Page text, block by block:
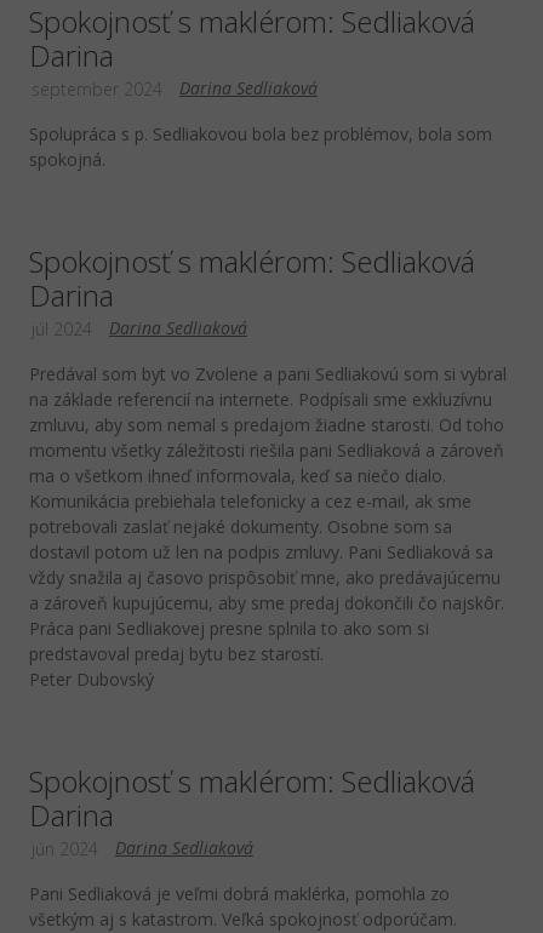
Spokojnosť s maklérom: Sedliaková
Darina
Darina Sedliaková
september 2024
Spolupráca s p. Sedliakovou bola bez problémov, bola som
spokojná.
Spokojnosť s maklérom: Sedliaková
Darina
Darina Sedliaková
júl 2024
Predával som byt vo Zvolene a pani Sedliakovú som si vybral
na základe referencií na internete. Podpísali sme exkluzívnu
zmluvu, aby som nemal s predajom žiadne starosti. Od toho
momentu všetky záležitosti riešila pani Sedliaková a zároveň
ma o všetkom ihneď informovala, keď sa niečo dialo.
Komunikácia prebiehala telefonicky a cez e-mail, ak sme
potrebovali zaslať nejaké dokumenty. Osobne som sa
dostavil potom už len na podpis zmluvy. Pani Sedliaková sa
vždy snažila aj časovo prispôsobiť mne, ako predávajúcemu
a zároveň kupujúcemu, aby sme predaj dokončili čo najskôr.
Práca pani Sedliakovej presne splnila to ako som si
predstavoval predaj bytu bez starostí.
Peter Dubovský
Spokojnosť s maklérom: Sedliaková
Darina
Darina Sedliaková
jún 2024
Pani Sedliaková je veľmi dobrá maklérka, pomohla zo
všetkým aj s katastrom. Veľká spokojnosť odporúčam.